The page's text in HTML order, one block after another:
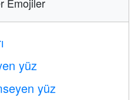
yüz
yüz